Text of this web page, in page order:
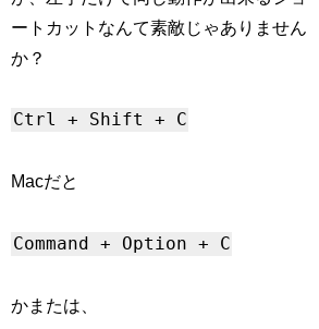
ートカットなんて素敵じゃありません
か？
Ctrl + Shift + C
Macだと
Command + Option + C
かまたは、